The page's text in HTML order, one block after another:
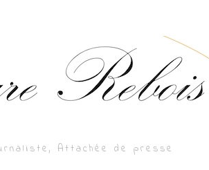
Attachée de presse